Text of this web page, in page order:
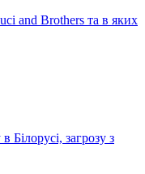
and Brothers та в яких
Білорусі, загрозу з